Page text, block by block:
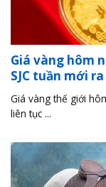
Giá vàng hôm
SJC tuần mới ra
Giá vàng thế giới
liên tục ...